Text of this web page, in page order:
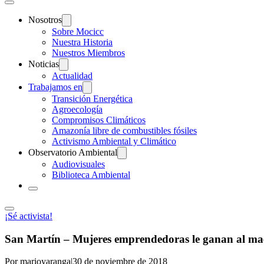
Nosotros
Sobre Mocicc
Nuestra Historia
Nuestros Miembros
Noticias
Actualidad
Trabajamos en
Transición Energética
Agroecología
Compromisos Climáticos
Amazonía libre de combustibles fósiles
Activismo Ambiental y Climático
Observatorio Ambiental
Audiovisuales
Biblioteca Ambiental
¡Sé activista!
San Martín – Mujeres emprendedoras le ganan al
Por marioyaranga|30 de noviembre de 2018